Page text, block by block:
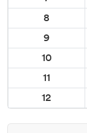
8
9
10
11
12